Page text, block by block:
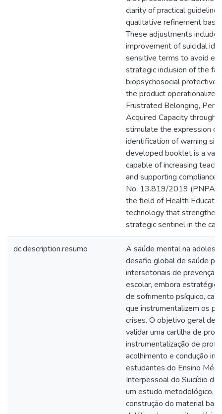
clarity of practical
qualitative refinement
These adjustments
improvement of suicidal
sensitive terms to avoid
strategic inclusion of the
biopsychosocial protective
the product
Frustrated Belonging,
Acquired Capacity through
stimulate the expression
identification of warning
developed booklet is a
capable of increasing
and supporting
No. 13.819/2019
the field of Health
technology that
strategic sentinel in the
dc.description.resumo
A saúde mental na
desafio global de saúde
intersetoriais de prevenção
escolar, embora
de sofrimento psíquico,
que instrumentalizem os
crises. O objetivo geral
validar uma cartilha de
instrumentalização de
acolhimento e condução
estudantes do Ensino
Interpessoal do Suicídio de
um estudo metodológico,
construção do material